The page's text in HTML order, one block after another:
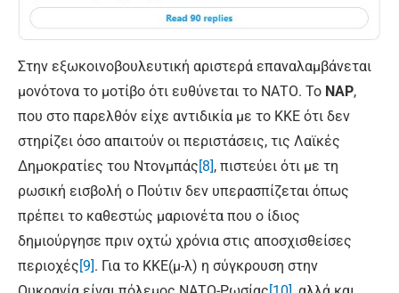
Στην εξωκοινοβουλευτική αριστερά επαναλαμβάνεται
μονότονα το μοτίβο ότι ευθύνεται το ΝΑΤΟ. Το ΝΑΡ,
που στο παρελθόν είχε αντιδικία με το ΚΚΕ ότι δεν
στηρίζει όσο απαιτούν οι περιστάσεις, τις Λαϊκές
Δημοκρατίες του Ντονμπάς [8], πιστεύει ότι με τη
ρωσική εισβολή ο Πούτιν δεν υπερασπίζεται όπως
πρέπει το καθεστώς μαριονέτα που ο ίδιος
δημιούργησε πριν οχτώ χρόνια στις αποσχισθείσες
περιοχές [9]. Για το ΚΚΕ(μ-λ) η σύγκρουση στην